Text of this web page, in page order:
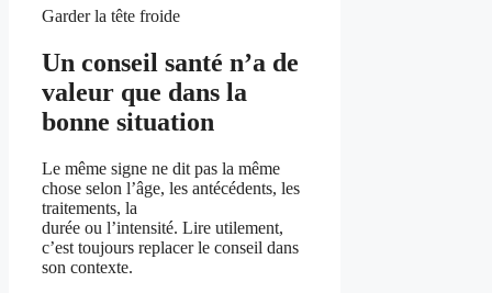
Garder la tête froide
Un conseil santé n’a de
valeur que dans la
bonne situation
Le même signe ne dit pas la même
chose selon l’âge, les antécédents, les
traitements, la
durée ou l’intensité. Lire utilement,
c’est toujours replacer le conseil dans
son contexte.